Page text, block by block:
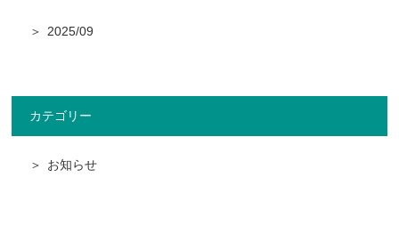
2025/09
カテゴリー
お知らせ